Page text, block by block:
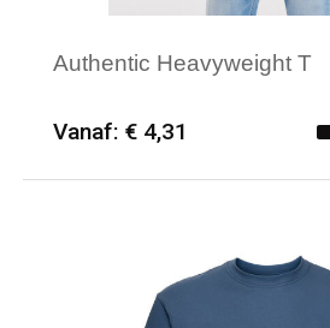
Authentic Heavyweight T
Vanaf: € 4,31
Minimale afname: 25